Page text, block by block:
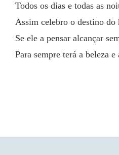
Todos os dias e todas as
Assim celebro o destino do
Se ele a pensar alcançar
Para sempre terá a beleza e